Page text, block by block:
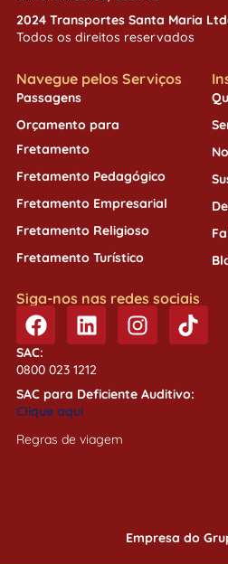
2024 Transportes Santa Maria
Todos os direitos reservados
Navegue pelos Serviços
Passagens
Orçamento para
Fretamento
Fretamento Pedagógico
Fretamento Empresarial
Fretamento Religioso
Fretamento Turístico
Siga-nos nas redes sociais
SAC:
0800 023 1212
SAC para Deficiente Auditivo:
Clique aqui
Regras de viagem
Empresa do